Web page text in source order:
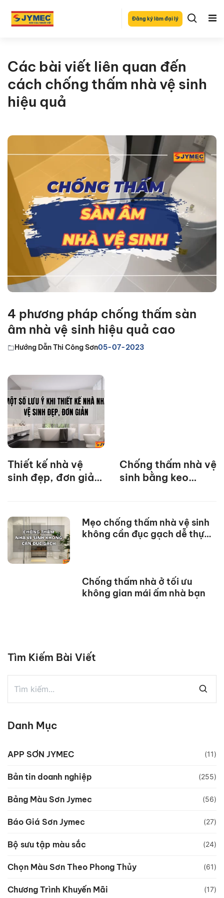
Đăng ký làm đại lý
Các bài viết liên quan đến
cách chống thấm nhà vệ sinh
hiệu quả
4 phương pháp chống thấm sàn
âm nhà vệ sinh hiệu quả cao
Hướng Dẫn Thi Công Sơn05-07-2023
Thiết kế nhà vệ
sinh đẹp, đơn giản
Chống thấm nhà vệ
sinh bằng keo
Mẹo chống thấm nhà vệ sinh
không cần đục gạch dễ thực
Chống thấm nhà ở tối ưu
không gian mái ấm nhà bạn
Tìm Kiếm Bài Viết
Danh Mục
APP SƠN JYMEC (11)
Bản tin doanh nghiệp (255)
Bảng Màu Sơn Jymec (56)
Báo Giá Sơn Jymec (27)
Bộ sưu tập màu sắc (24)
Chọn Màu Sơn Theo Phong Thủy (61)
Chương Trình Khuyến Mãi (17)